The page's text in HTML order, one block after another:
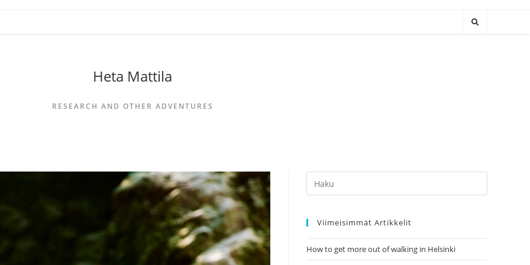
Heta Mattila
RESEARCH AND OTHER ADVENTURES
Hae:
Viimeisimmät Artikkelit
How to get more out of walking in Helsinki